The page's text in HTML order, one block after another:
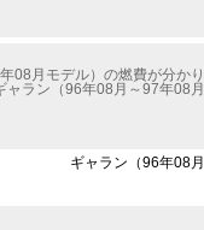
08月モデル）の燃費が分かり
ラン（96年08月～97年08
ギャラン（96年08